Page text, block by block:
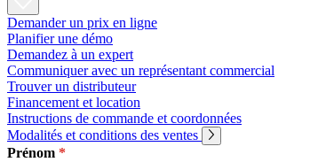
Entreprise
Emploi
Partenaires
Fournisseurs
Demander un prix en ligne
Planifier une démo
Demandez à un expert
Communiquer avec un représentant commercial
Trouver un distributeur
Financement et location
Instructions de commande et coordonnées
Modalités et conditions des ventes
Prénom